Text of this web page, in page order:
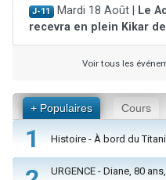
J-11 Mardi 18 Août |
Le
recevra en plein Kikar
Voir tous les
+ Populaires Cours
1 Histoire - À bord du
URGENCE - Diane, 80